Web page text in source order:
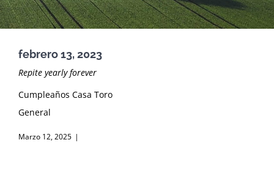
febrero 13, 2023
Repite yearly forever
Cumpleaños Casa Toro
General
Marzo 12, 2025 |